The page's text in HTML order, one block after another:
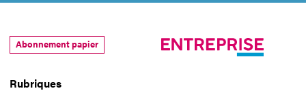
Rubriques
Abonnement papier